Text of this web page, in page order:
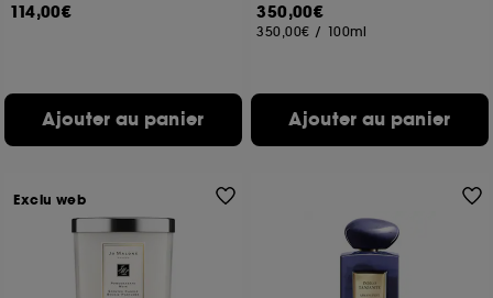
114,00€
Ajouter au panier
350,00€
350,00€ / 100ml
Ajouter au panier
Exclu web